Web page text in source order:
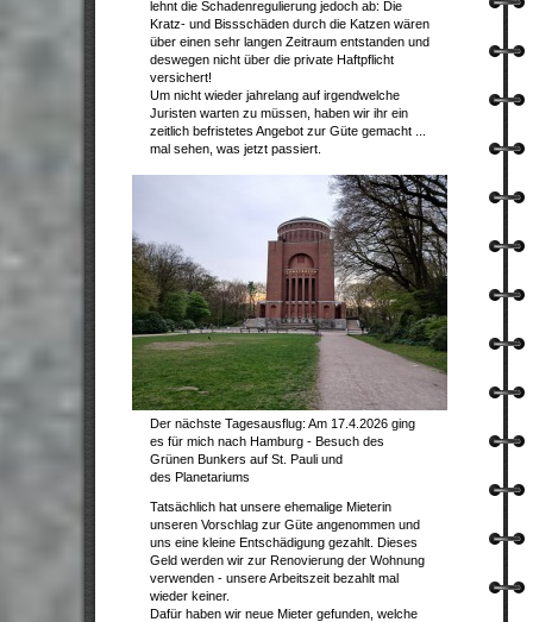
lehnt die Schadenregulierung jedoch ab: Die
Kratz- und Bissschäden durch die Katzen wären
über einen sehr langen Zeitraum entstanden und
deswegen nicht über die private Haftpflicht
versichert!
Um nicht wieder jahrelang auf irgendwelche
Juristen warten zu müssen, haben wir ihr ein
zeitlich befristetes Angebot zur Güte gemacht ...
mal sehen, was jetzt passiert.
Der nächste Tagesausflug: Am 17.4.2026 ging
es für mich nach Hamburg - Besuch des
Grünen Bunkers auf St. Pauli und
des Planetariums
Tatsächlich hat unsere ehemalige Mieterin
unseren Vorschlag zur Güte angenommen und
uns eine kleine Entschädigung gezahlt. Dieses
Geld werden wir zur Renovierung der Wohnung
verwenden - unsere Arbeitszeit bezahlt mal
wieder keiner.
Dafür haben wir neue Mieter gefunden, welche